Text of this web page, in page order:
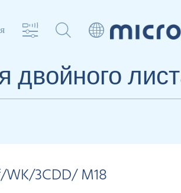
двойного
3CDD/ M18